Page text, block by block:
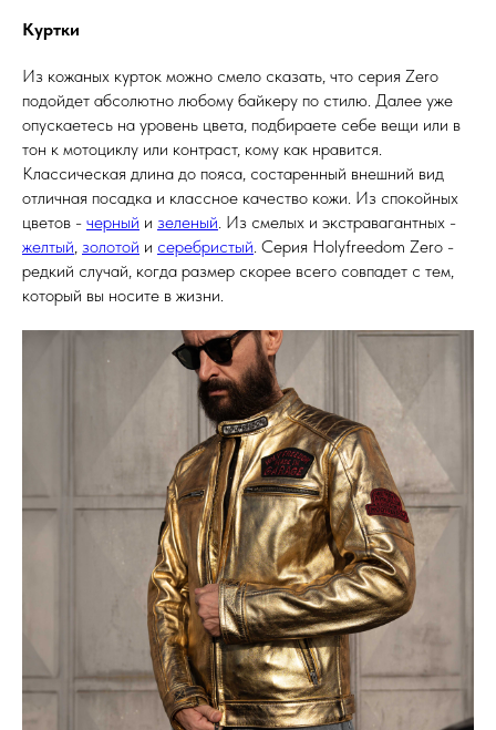
Куртки
Из кожаных курток можно смело сказать, что серия Zero
подойдет абсолютно любому байкеру по стилю. Далее уже
опускаетесь на уровень цвета, подбираете себе вещи или в
тон к мотоциклу или контраст, кому как нравится.
Классическая длина до пояса, состаренный внешний вид
отличная посадка и классное качество кожи. Из спокойных
цветов - черный и зеленый. Из смелых и экстравагантных -
желтый, золотой и серебристый. Серия Holyfreedom Zero -
редкий случай, когда размер скорее всего совпадет с тем,
который вы носите в жизни.